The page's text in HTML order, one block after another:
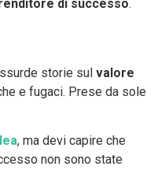
di successo.
storie sul valore
e fugaci. Prese da sole
, ma devi capire che
non sono state